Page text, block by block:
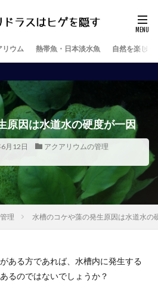
リウム 熱帯魚・日本淡水魚 自然を楽しむ
原因は水道水の硬度が一因
月12日
アクアリウムの管理
理 水槽のコケや藻の発生原因は水道水の
ある方であれば、水槽内に発生する
るのではないでしょうか？